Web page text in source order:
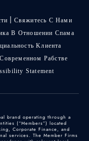
Свяжитесь С Нами
В Отношении Спама
Kлиента
Рабстве
Statement
brand operating through a
(“Members”) located
Corporate Finance, and
services. The Member Firms